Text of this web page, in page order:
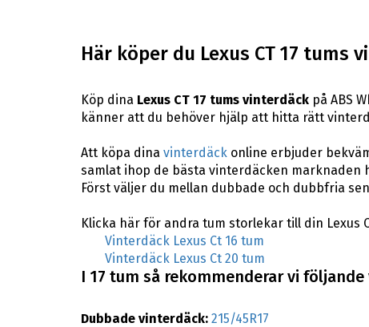
Här köper du Lexus CT 17 tums
Köp dina Lexus CT 17 tums vinterdäckpå ABS
känner att du behöver hjälp att hitta rätt
Att köpa dina vinterdäckonline erbjuder
samlat ihop de bästa vinterdäcken marknaden
Först väljer du mellan dubbade och dubbfria
Klicka här för andra tum storlekar till din Lexus
Vinterdäck Lexus Ct 16 tum
Vinterdäck Lexus Ct 20 tum
I 17 tum så rekommenderar vi
Dubbade vinterdäck: 215/45R17